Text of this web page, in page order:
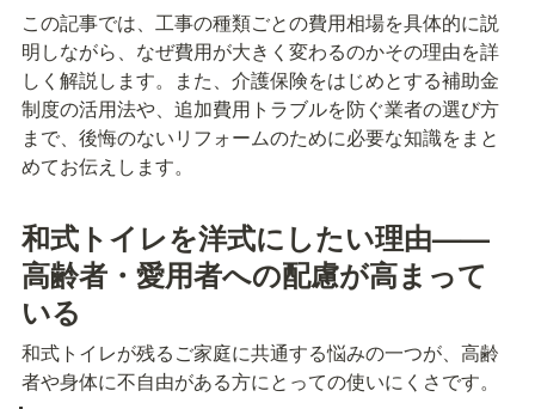
この記事では、工事の種類ごとの費用相場を具体的に説
明しながら、なぜ費用が大きく変わるのかその理由を詳
しく解説します。また、介護保険をはじめとする補助金
制度の活用法や、追加費用トラブルを防ぐ業者の選び方
まで、後悔のないリフォームのために必要な知識をまと
めてお伝えします。
和式トイレを洋式にしたい理由——
高齢者・愛用者への配慮が高まって
いる
和式トイレが残るご家庭に共通する悩みの一つが、高齢
者や身体に不自由がある方にとっての使いにくさです。